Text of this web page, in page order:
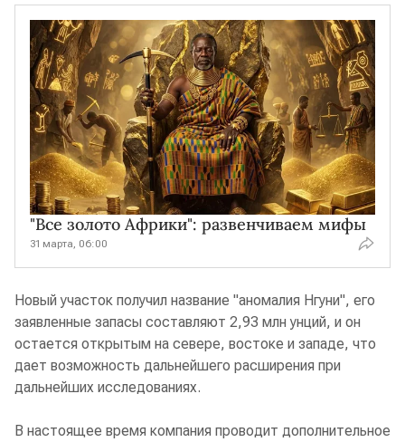
"Все золото Африки": развенчиваем мифы
31 марта, 06:00
Новый участок получил название "аномалия Нгуни", его
заявленные запасы составляют 2,93 млн унций, и он
остается открытым на севере, востоке и западе, что
дает возможность дальнейшего расширения при
дальнейших исследованиях.
В настоящее время компания проводит дополнительное